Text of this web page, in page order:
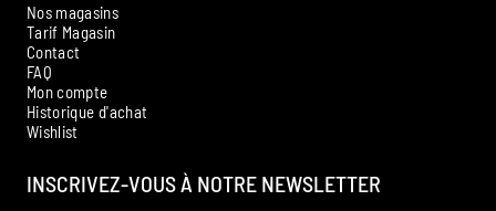
Nos magasins
Tarif Magasin
Contact
FAQ
Mon compte
Historique d'achat
Wishlist
INSCRIVEZ-VOUS À NOTRE NEWSLETTER